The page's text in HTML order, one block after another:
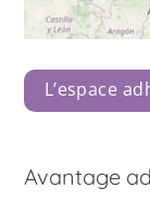
L’espace
Avantage